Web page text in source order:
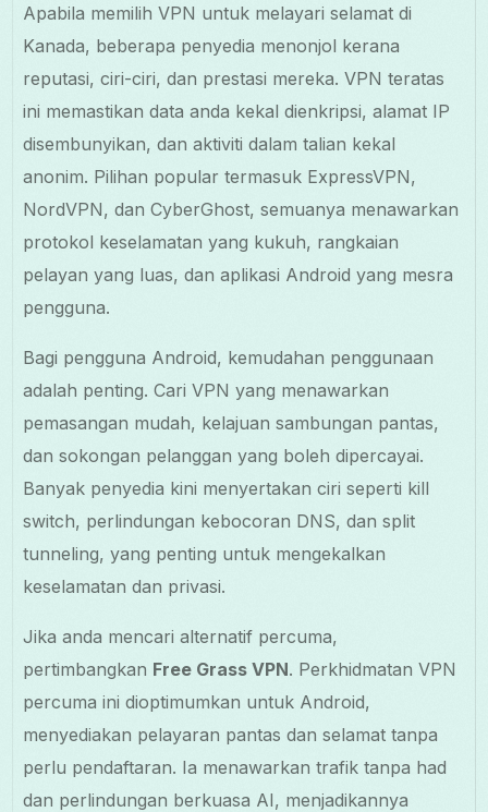
Apabila memilih VPN untuk melayari selamat di
Kanada, beberapa penyedia menonjol kerana
reputasi, ciri-ciri, dan prestasi mereka. VPN teratas
ini memastikan data anda kekal dienkripsi, alamat IP
disembunyikan, dan aktiviti dalam talian kekal
anonim. Pilihan popular termasuk ExpressVPN,
NordVPN, dan CyberGhost, semuanya menawarkan
protokol keselamatan yang kukuh, rangkaian
pelayan yang luas, dan aplikasi Android yang mesra
pengguna.
Bagi pengguna Android, kemudahan penggunaan
adalah penting. Cari VPN yang menawarkan
pemasangan mudah, kelajuan sambungan pantas,
dan sokongan pelanggan yang boleh dipercayai.
Banyak penyedia kini menyertakan ciri seperti kill
switch, perlindungan kebocoran DNS, dan split
tunneling, yang penting untuk mengekalkan
keselamatan dan privasi.
Jika anda mencari alternatif percuma,
pertimbangkan Free Grass VPN. Perkhidmatan VPN
percuma ini dioptimumkan untuk Android,
menyediakan pelayaran pantas dan selamat tanpa
perlu pendaftaran. Ia menawarkan trafik tanpa had
dan perlindungan berkuasa AI, menjadikannya